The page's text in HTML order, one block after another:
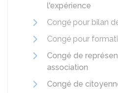
l'expérience
Congé pour bilan
Congé pour
Congé de
association
Congé de